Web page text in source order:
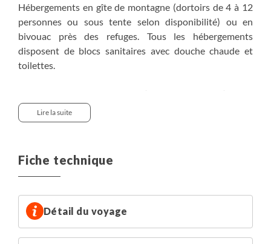
Hébergements en gîte de montagne (dortoirs de 4 à 12
personnes ou sous tente selon disponibilité) ou en
bivouac près des refuges. Tous les hébergements
disposent de blocs sanitaires avec douche chaude et
toilettes.
Des nuitées en chambre (avec supplément) sont
disponibles, en chambre double ou twin les jours 1, 2 et
5.
parfois d’un confort sommaire. Nous privilégions un
par vous-même) notamment sur le GR®20. Depuis
quelques années les punaises de lit ont fait leur
apparition, et ce, malgré les traitements fréquents de la
part des hébergeurs. Nous vous conseillons de pulvériser
Lire la suite
Fiche technique
Détail du voyage